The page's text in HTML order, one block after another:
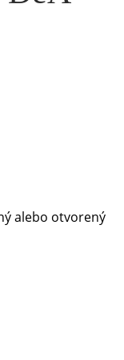
alebo otvorený